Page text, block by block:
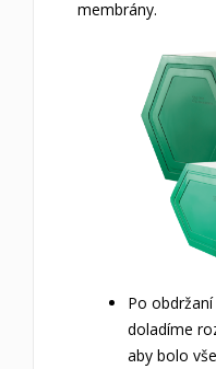
membrány.
Po
doladíme
aby bolo